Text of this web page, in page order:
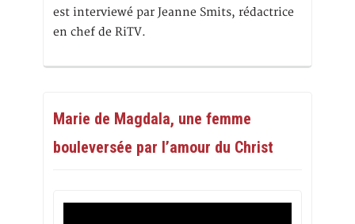
est interviewé par Jeanne Smits, rédactrice
en chef de RiTV.
Marie de Magdala, une femme
bouleversée par l’amour du Christ